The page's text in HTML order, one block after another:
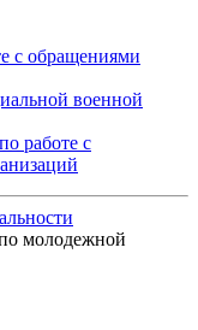
с обращениями
военной
работе с
молодежной